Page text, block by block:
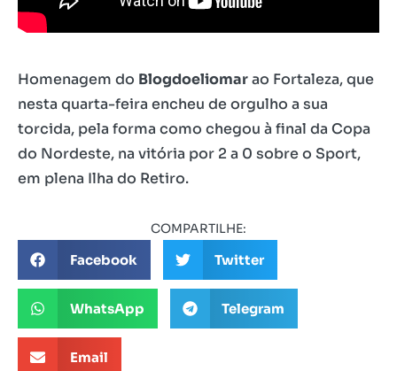
Homenagem do Blogdoeliomarao Fortaleza, que
nesta quarta-feira encheu de orgulho a sua
torcida, pela forma como chegou à final da Copa
do Nordeste, na vitória por 2 a 0 sobre o Sport,
em plena Ilha do Retiro.
COMPARTILHE:
Facebook Twitter
WhatsApp Telegram
Email